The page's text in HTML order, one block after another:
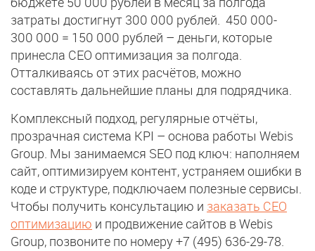
затраты достигнут 300 000 рублей. 450 000-
300 000 = 150 000 рублей – деньги, которые
принесла СЕО оптимизация за полгода.
Отталкиваясь от этих расчётов, можно
составлять дальнейшие планы для подрядчика.
Комплексный подход, регулярные отчёты,
прозрачная система KPI – основа работы Webis
Group. Мы занимаемся SEO под ключ: наполняем
сайт, оптимизируем контент, устраняем ошибки в
коде и структуре, подключаем полезные сервисы.
Чтобы получить консультацию и з аказать СЕО
оптимизацию и продвижение сайтов в Webis
Group, позвоните по номеру +7 (495) 636-29-78.